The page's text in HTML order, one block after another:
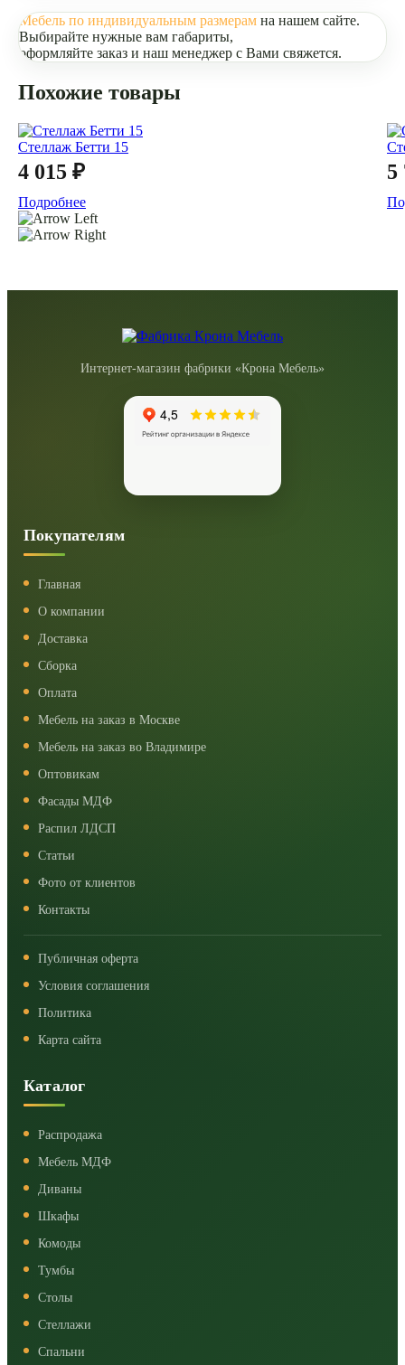
Мебель по индивидуальным размерам на нашем сайте.
Выбирайте нужные вам габариты,
оформляйте заказ и наш менеджер с Вами свяжется.
Похожие товары
Стеллаж Бетти 15
4 015 ₽
Подробнее
5
Интернет-магазин фабрики «Крона Мебель»
Покупателям
Главная
О компании
Доставка
Сборка
Оплата
Мебель на заказ в Москве
Мебель на заказ во Владимире
Оптовикам
Фасады МДФ
Распил ЛДСП
Статьи
Фото от клиентов
Контакты
Публичная оферта
Условия соглашения
Политика
Карта сайта
Каталог
Распродажа
Мебель МДФ
Диваны
Шкафы
Комоды
Тумбы
Столы
Стеллажи
Спальни